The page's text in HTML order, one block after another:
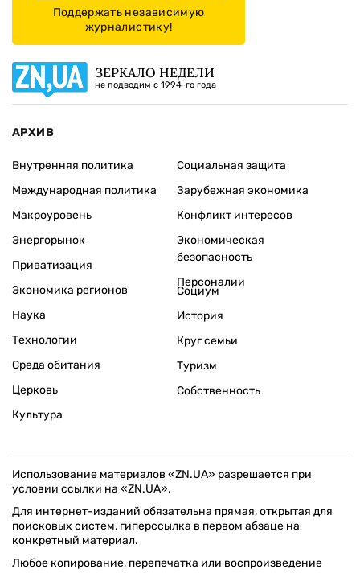
Поддержать независимую
журналистику!
ЗЕРКАЛО НЕДЕЛИ
не подводим с 1994-го года
АРХИВ
Внутренняя политика
Международная политика
Макроуровень
Энергорынок
Приватизация
Экономика регионов
Социальная защита
Зарубежная экономика
Конфликт интересов
Экономическая
безопасность
Персоналии
Наука
Технологии
Среда обитания
Церковь
Культура
Социум
История
Круг семьи
Туризм
Собственность
Использование материалов «ZN.UA» разрешается при
условии ссылки на «ZN.UA».
Для интернет-изданий обязательна прямая, открытая для
поисковых систем, гиперссылка в первом абзаце на
конкретный материал.
Любое копирование, перепечатка или воспроизведение